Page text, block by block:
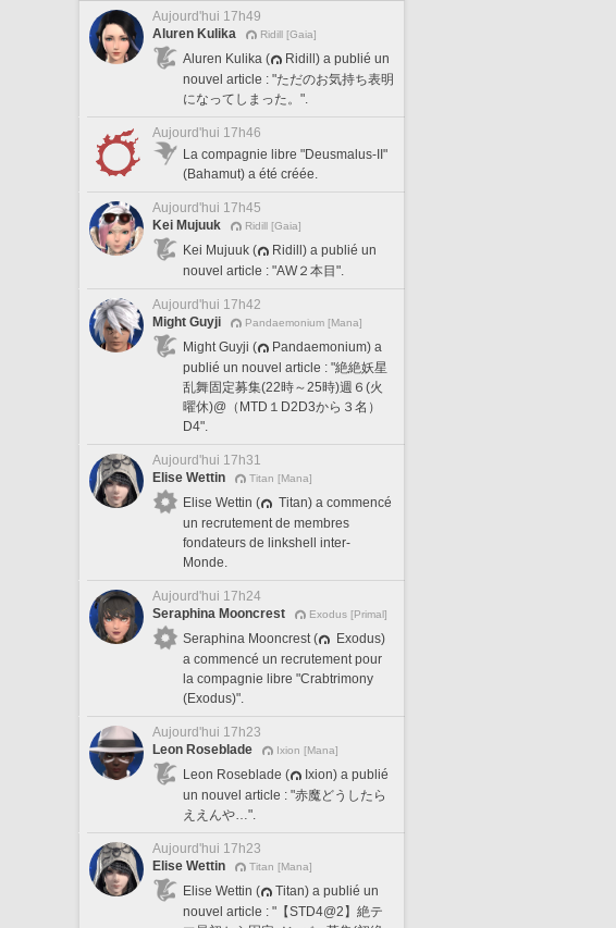
Aujourd'hui 17h49
Aluren Kulika
Ridill [Gaia]
Aluren Kulika (
Ridill) a publié un
nouvel article : "ただのお気持ち表明
になってしまった。".
Aujourd'hui 17h46
La compagnie libre "Deusmalus-II"
(Bahamut) a été créée.
Aujourd'hui 17h45
Kei Mujuuk
Ridill [Gaia]
Kei Mujuuk (
Ridill) a publié un
nouvel article : "AW２本目".
Aujourd'hui 17h42
Might Guyji
Pandaemonium [Mana]
Might Guyji (
Pandaemonium) a
publié un nouvel article : "絶絶妖星
乱舞固定募集(22時～25時)週６(火
曜休)@（MTD１D2D3から３名）
D4".
Aujourd'hui 17h31
Elise Wettin
Titan [Mana]
Elise Wettin (
Titan) a commencé
un recrutement de membres
fondateurs de linkshell inter-
Monde.
Aujourd'hui 17h24
Seraphina Mooncrest
Exodus [Primal]
Seraphina Mooncrest (
Exodus)
a commencé un recrutement pour
la compagnie libre "Crabtrimony
(Exodus)".
Aujourd'hui 17h23
Leon Roseblade
Ixion [Mana]
Leon Roseblade (
Ixion) a publié
un nouvel article : "赤魔どうしたら
ええんや…".
Aujourd'hui 17h23
Elise Wettin
Titan [Mana]
Elise Wettin (
Titan) a publié un
nouvel article : "【STD4@2】絶テ